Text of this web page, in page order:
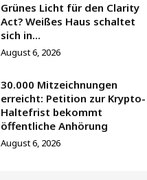
Grünes Licht für den Clarity
Act? Weißes Haus schaltet
sich in...
August 6, 2026
30.000 Mitzeichnungen
erreicht: Petition zur Krypto-
Haltefrist bekommt
öffentliche Anhörung
August 6, 2026